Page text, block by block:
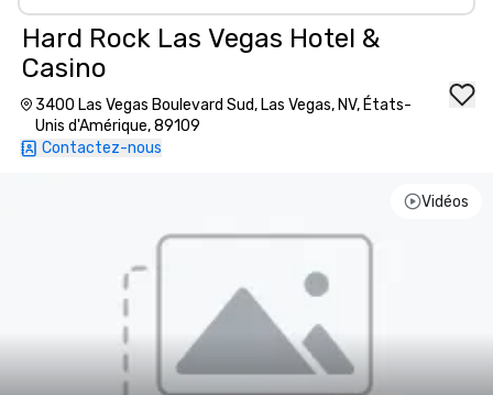
Hard Rock Las Vegas Hotel &
Casino
3400 Las Vegas Boulevard Sud, Las Vegas, NV, États-
Unis d'Amérique, 89109
Contactez-nous
Vidéos